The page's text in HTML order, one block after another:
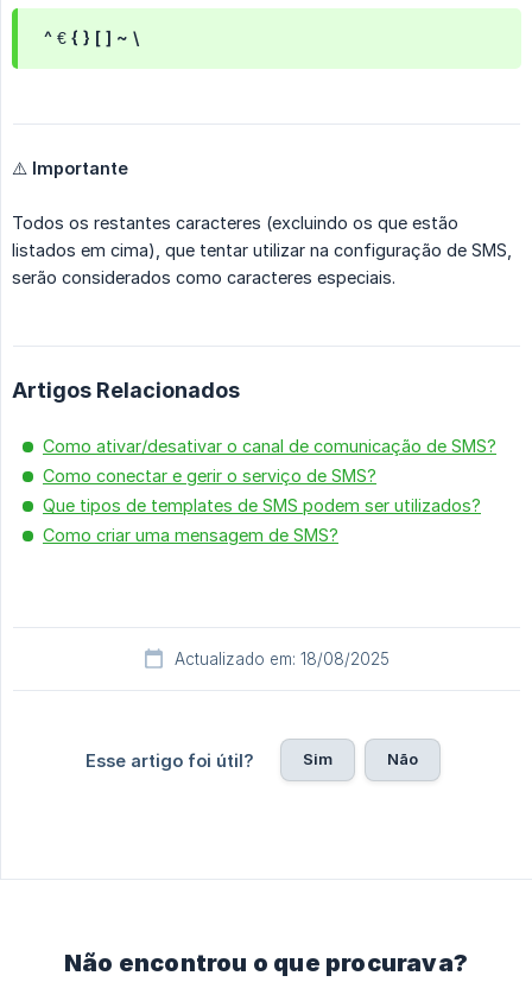
^ € { } [ ] ~ \
⚠️ Importante
Todos os restantes caracteres (excluindo os que estão
listados em cima), que tentar utilizar na configuração de SMS,
serão considerados como caracteres especiais.
Artigos Relacionados
Como ativar/desativar o canal de comunicação de SMS?
Como conectar e gerir o serviço de SMS?
Que tipos de templates de SMS podem ser utilizados?
Como criar uma mensagem de SMS?
Actualizado em: 18/08/2025
Esse artigo foi útil? Sim Não
Não encontrou o que procurava?